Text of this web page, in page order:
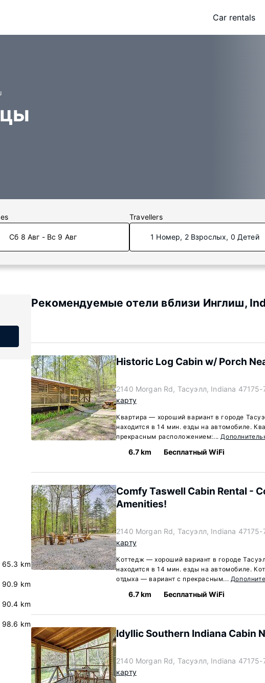
Car rentals
Сб 8 Авг - Вс 9 Авг
Travellers
1 Номер, 2 Взрослых, 0 Детей
65.3 km
90.9 km
90.4 km
98.6 km
Рекомендуемые отели вблизи Инглиш,
Historic Log Cabin w/ Porch
2140 Morgan Rd, Тасуэлл, Indiana 47175-
карту
Квартира — хороший вариант в городе
находится в 14 мин. езды на автомобиле.
прекрасным расположением:...
6.7 km Бесплатный WiFi
Comfy Taswell Cabin Rental -
Amenities!
2140 Morgan Rd, Тасуэлл, Indiana 47175-
карту
Коттедж — хороший вариант в городе
находится в 14 мин. езды на автомобиле.
отдыха — вариант с прекрасным...
6.7 km Бесплатный WiFi
Idyllic Southern Indiana Cabin
2140 Morgan Rd, Тасуэлл, Indiana 47175-
карту